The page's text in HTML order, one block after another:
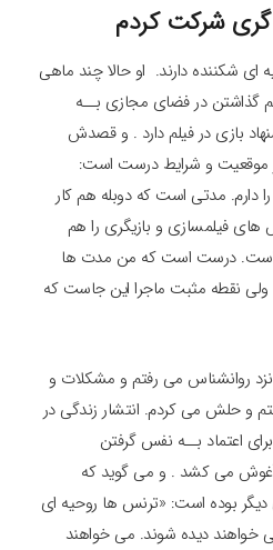
شرکت کردم
ای شکننده دارند. او حالا چند ماهی
در فضای مجازی بــه
بازی در فیلم دارد . و قصدش
موقعیت و شرایط درست است:
دارم. مدتی است که دوبله هم کار
فیلمسازی و بازیگری را هم
تر است. درست است که من مدت ها
. ولی نقطه مثبت ماجرا این جاست که
روانشناس می رفتم و مشکلات و
و حلش می کردم. انتشار زندگی در
اعتماد بــه نفس گرفتن
آغوش می کشد . و می گوید که
بوده است: «ترنس ها روحیه ای
می خواهند دیده شوند. می خواهند